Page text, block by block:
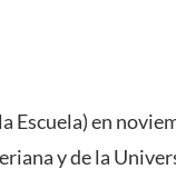
Escuela) en
y de la